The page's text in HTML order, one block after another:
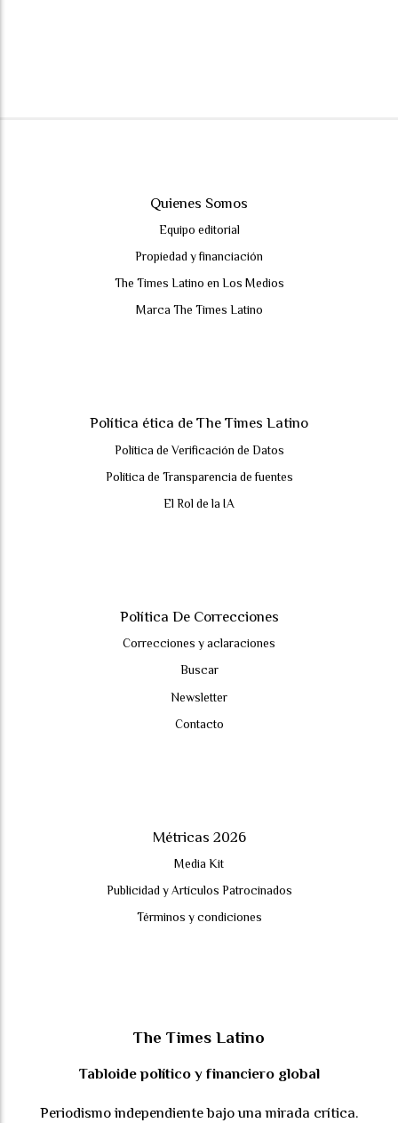
Quienes Somos
Equipo editorial
Propiedad y financiación
The Times Latino en Los Medios
Marca The Times Latino
Política ética de The Times Latino
Política de Verificación de Datos
Política de Transparencia de fuentes
El Rol de la IA
Política De Correcciones
Correcciones y aclaraciones
Buscar
Newsletter
Contacto
Métricas 2026
Media Kit
Publicidad y Artículos Patrocinados
Términos y condiciones
The Times Latino
Tabloide político y financiero global
Periodismo independiente bajo una mirada crítica.